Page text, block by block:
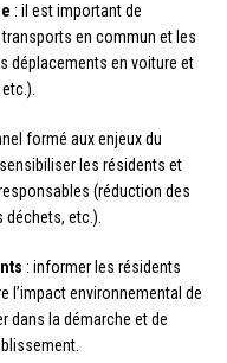
: il est important de
en commun et les
déplacements en voiture et
formé aux enjeux du
les résidents et
(réduction des
déchets, etc.).
: informer les résidents
l’impact environnemental de
dans la démarche et de